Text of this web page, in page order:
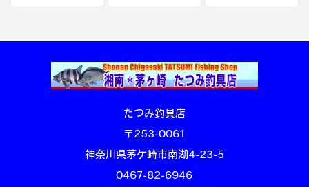
たつみ釣具店
〒253-0061
神奈川県茅ケ崎市南湖4-23-5
0467-82-6946